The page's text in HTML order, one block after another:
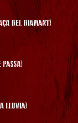
DEL DIAMANT)
PASSA)
LLUVIA)